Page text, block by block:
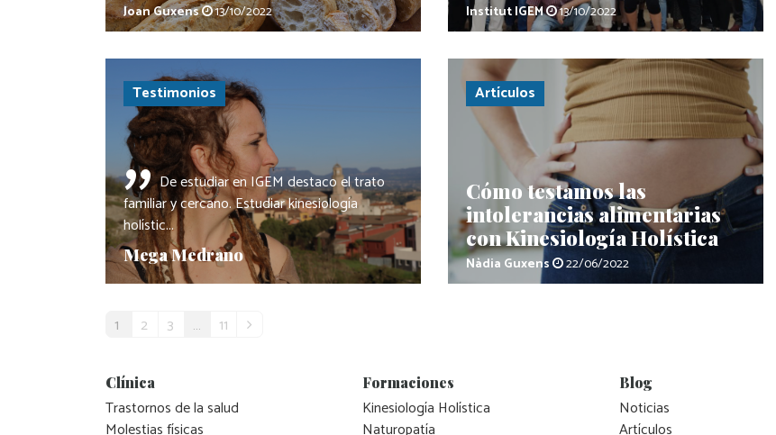
Joan Guxens 13/10/2022 Institut IGEM 13/10/2022
Testimonios
" De estudiar en IGEM destaco el trato
familiar y cercano. Estudiar kinesiología
holístic...
Mega Medrano
Artículos
Cómo testamos las
intolerancias alimentarias
con Kinesiología Holística
Nàdia Guxens 22/06/2022
1 2 3 … 11
Clínica
Trastornos de la salud
Molestias físicas
Formaciones
Kinesiología Holística
Naturopatía
Blog
Noticias
Artículos